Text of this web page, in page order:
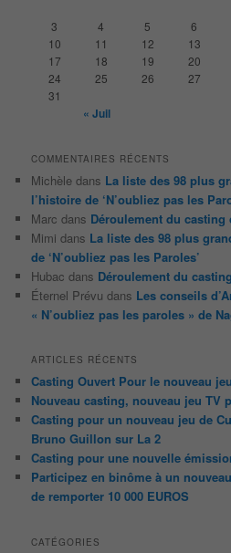
3
4 5 6
10
11 12 13
17
18 19 20
24
25 26 27
31
« Juil
COMMENTAIRES RÉCENTS
Michèle dans La liste des 98 plus
l’histoire de ‘N’oubliez pas les
Marc dans Déroulement du casting
Mimi dans La liste des 98 plus
de ‘N’oubliez pas les Paroles’
Hubac dans Déroulement du
Éternel Prévu dans Les conseils
« N’oubliez pas les paroles » de
ARTICLES RÉCENTS
Casting Ouvert Pour le nouveau
Nouveau casting, nouveau jeu TV
Casting pour un nouveau jeu de
Bruno Guillon sur La 2
Casting pour une nouvelle
Participez en binôme à un
de remporter 10 000 EUROS
CATÉGORIES